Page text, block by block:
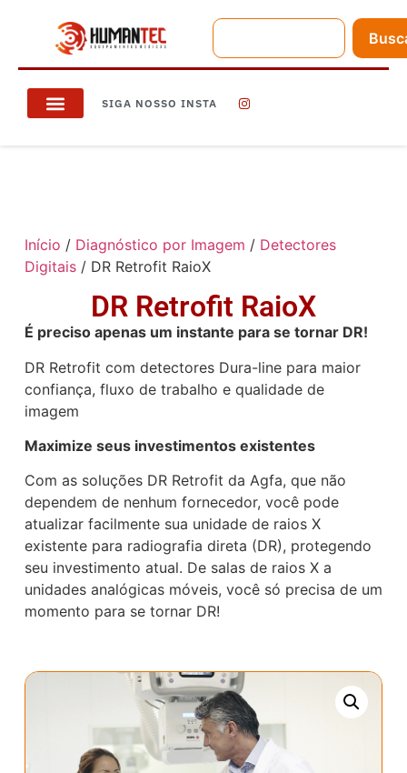
SIGA NOSSO INSTA
Início / Diagnóstico por Imagem / Detectores
Digitais/ DR Retrofit RaioX
DR Retrofit RaioX
É preciso apenas um instante para se tornar DR!
DR Retrofit com detectores Dura-line para maior
confiança, fluxo de trabalho e qualidade de
imagem
Maximize seus investimentos existentes
Com as soluções DR Retrofit da Agfa, que não
dependem de nenhum fornecedor, você pode
atualizar facilmente sua unidade de raios X
existente para radiografia direta (DR), protegendo
seu investimento atual. De salas de raios X a
unidades analógicas móveis, você só precisa de um
momento para se tornar DR!